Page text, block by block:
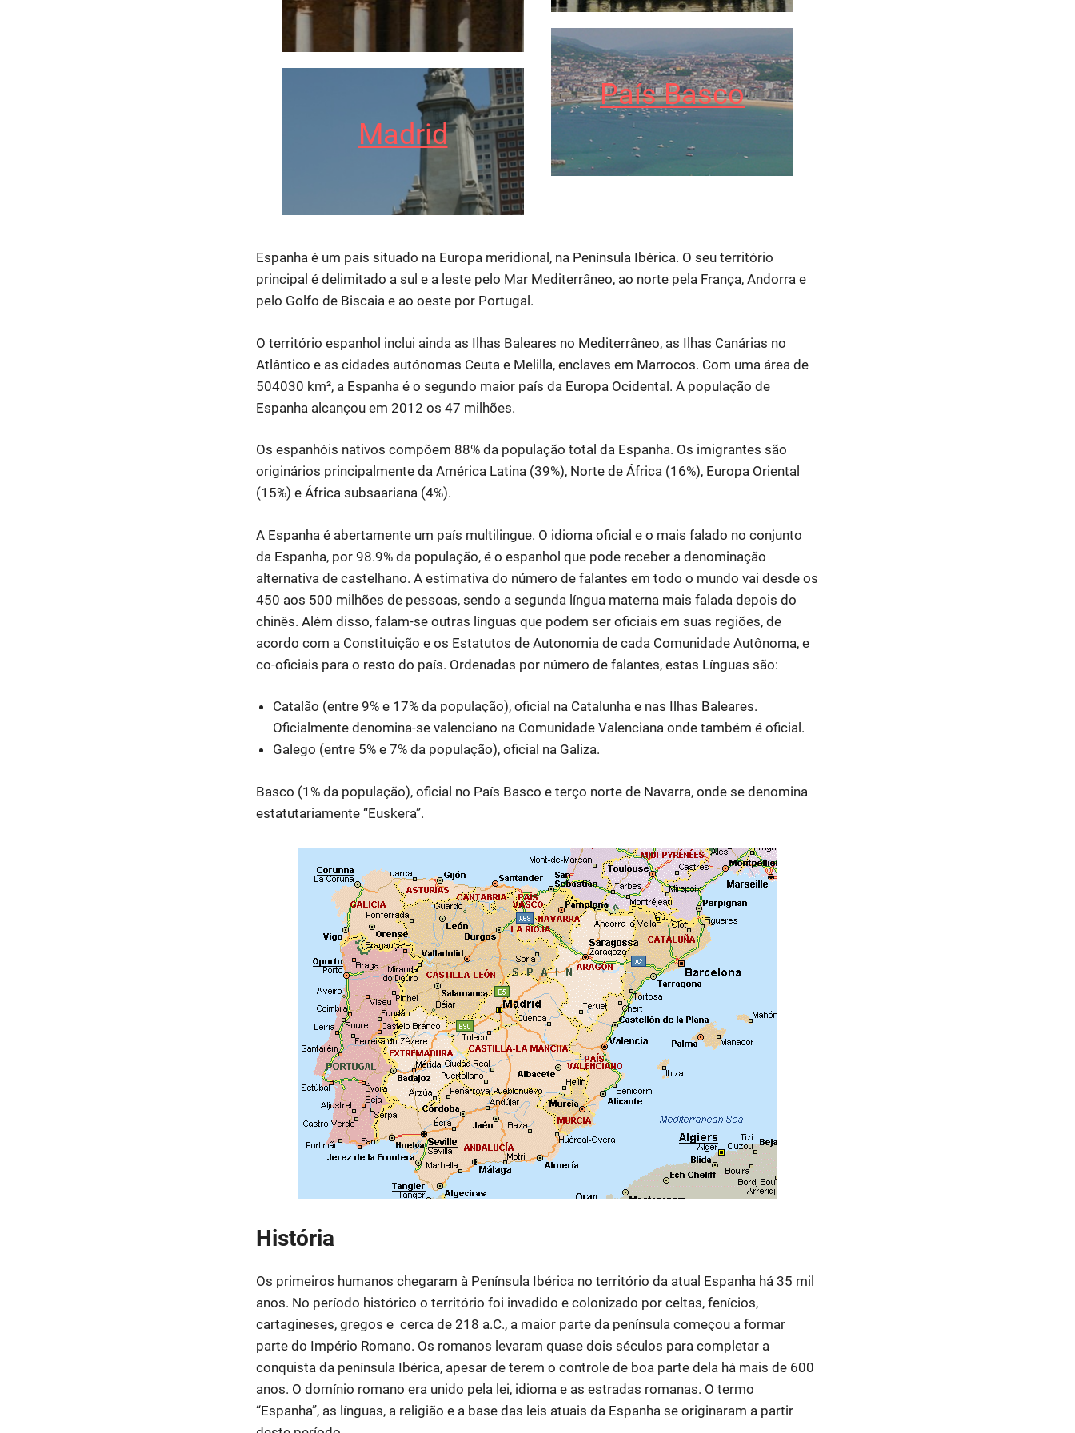
Madrid
País Basco
Espanha é um país situado na Europa meridional, na Península Ibérica. O seu território
principal é delimitado a sul e a leste pelo Mar Mediterrâneo, ao norte pela França, Andorra e
pelo Golfo de Biscaia e ao oeste por Portugal.
O território espanhol inclui ainda as Ilhas Baleares no Mediterrâneo, as Ilhas Canárias no
Atlântico e as cidades autónomas Ceuta e Melilla, enclaves em Marrocos. Com uma área de
504030 km², a Espanha é o segundo maior país da Europa Ocidental. A população de
Espanha alcançou em 2012 os 47 milhões.
Os espanhóis nativos compõem 88% da população total da Espanha. Os imigrantes são
originários principalmente da América Latina (39%), Norte de África (16%), Europa Oriental
(15%) e África subsaariana (4%).
A Espanha é abertamente um país multilingue. O idioma oficial e o mais falado no conjunto
da Espanha, por 98.9% da população, é o espanhol que pode receber a denominação
alternativa de castelhano. A estimativa do número de falantes em todo o mundo vai desde os
450 aos 500 milhões de pessoas, sendo a segunda língua materna mais falada depois do
chinês. Além disso, falam-se outras línguas que podem ser oficiais em suas regiões, de
acordo com a Constituição e os Estatutos de Autonomia de cada Comunidade Autônoma, e
co-oficiais para o resto do país. Ordenadas por número de falantes, estas Línguas são:
Catalão (entre 9% e 17% da população), oficial na Catalunha e nas Ilhas Baleares.
Oficialmente denomina-se valenciano na Comunidade Valenciana onde também é oficial.
Galego (entre 5% e 7% da população), oficial na Galiza.
Basco (1% da população), oficial no País Basco e terço norte de Navarra, onde se denomina
estatutariamente “Euskera”.
História
Os primeiros humanos chegaram à Península Ibérica no território da atual Espanha há 35 mil
anos. No período histórico o território foi invadido e colonizado por celtas, fenícios,
cartagineses, gregos e cerca de 218 a.C., a maior parte da península começou a formar
parte do Império Romano. Os romanos levaram quase dois séculos para completar a
conquista da península Ibérica, apesar de terem o controle de boa parte dela há mais de 600
anos. O domínio romano era unido pela lei, idioma e as estradas romanas. O termo
“Espanha”, as línguas, a religião e a base das leis atuais da Espanha se originaram a partir